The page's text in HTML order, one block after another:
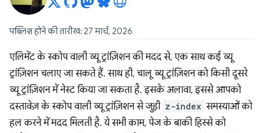
पब्लिश होने की तारीख: 27 मार्च, 2026
एलिमेंट के स्कोप वाली व्यू ट्रांज़िशन की मदद से, एक साथ कई व्यू
ट्रांज़िशन चलाए जा सकते हैं. साथ ही, चालू व्यू ट्रांज़िशन को किसी दूसरे
व्यू ट्रांज़िशन में नेस्ट किया जा सकता है. इसके अलावा, इससे आपको
दस्तावेज़ के स्कोप वाली व्यू ट्रांज़िशन से जुड़ी z-index समस्याओं को
हल करने में मदद मिलती है. ये सभी काम, पेज के बाकी हिस्से को